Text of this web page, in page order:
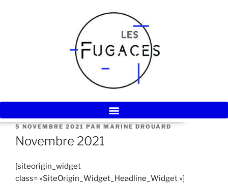
5 NOVEMBRE 2021 PAR MARINE DROUARD
Novembre 2021
[siteorigin_widget
class= »SiteOrigin_Widget_Headline_Widget »]